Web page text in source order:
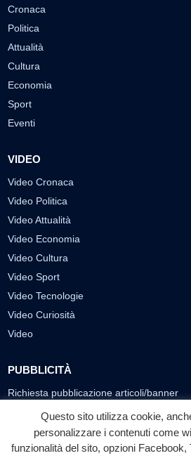
Cronaca
Politica
Attualità
Cultura
Economia
Sport
Eventi
VIDEO
Video Cronaca
Video Politica
Video Attualità
Video Economia
Video Cultura
Video Sport
Video Tecnologie
Video Curiosità
Video
PUBBLICITÀ
Richiesta pubblicazione articoli/banner
SEGUICI SUI SOCIAL
f ◎
Questo sito utilizza cookie,
personalizzare i contenuti come
funzionalità del sito, opzioni